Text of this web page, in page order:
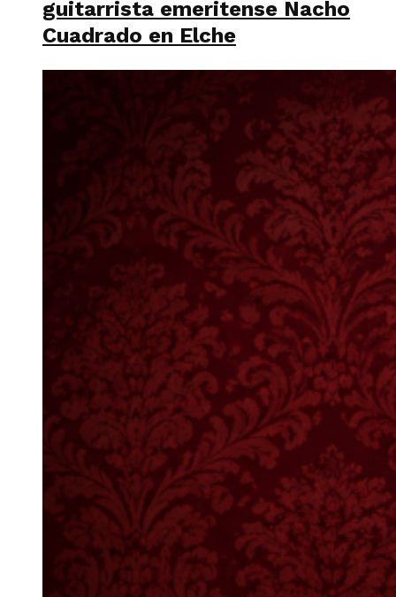
guitarrista emeritense Nacho
Cuadrado en Elche